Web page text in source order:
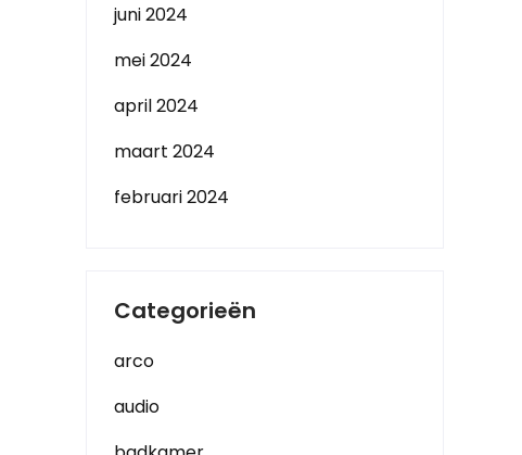
juni 2024
mei 2024
april 2024
maart 2024
februari 2024
Categorieën
arco
audio